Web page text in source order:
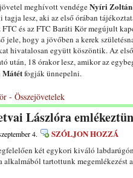
meghívott vendégeNyíri Zoltán
tagja lesz, aki az első órában
FTC és az FTC Baráti Kör megújult
jele, hogy a jövőben a kerek
hivatalosan együtt köszöntik. Az
után, 18 órakor lesz, amikor az
Mátétfogják ünnepelni.
- Összejövetelek
Lászlóra
4. SZÓLJON HOZZÁ
két egykori kiváló
alkalmából tartottunk